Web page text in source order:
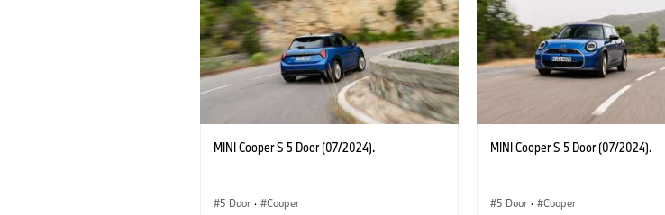
MINI Cooper S 5 Door (07/2024).
5 Door · Cooper
MINI Cooper S 5 Door (07/2024).
5 Door · Cooper